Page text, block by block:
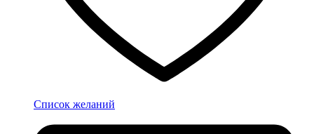
Список желаний